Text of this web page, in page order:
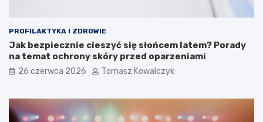
PROFILAKTYKA I ZDROWIE
Jak bezpiecznie cieszyć się słońcem latem? Porady
na temat ochrony skóry przed oparzeniami
26 czerwca 2026 Tomasz Kowalczyk